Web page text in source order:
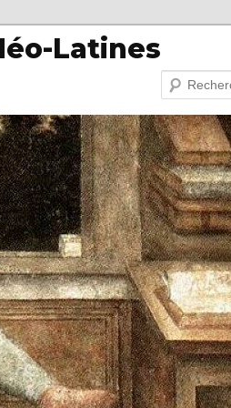
Latines